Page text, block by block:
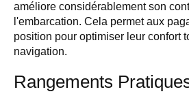
améliore considérablement son
l'embarcation. Cela permet aux
position pour optimiser leur confort
navigation.
Rangements